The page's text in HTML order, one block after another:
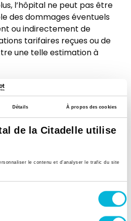
Détails À propos des cookies
de la Citadelle utilise
le contenu et d’analyser le trafic du site
l’hôpital ne peut pas être
des dommages éventuels
ou indirectement de
tarifaires reçues ou de
une telle estimation à
médicaux est actuellement
d’autres
?